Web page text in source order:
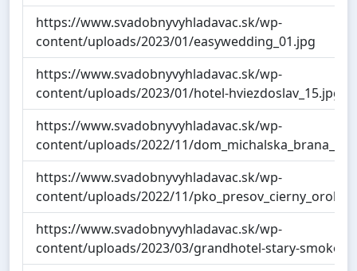
https://www.svadobnyvyhladavac.sk/wp-
content/uploads/2023/01/easywedding_01.jpg
https://www.svadobnyvyhladavac.sk/wp-
content/uploads/2023/01/hotel-hviezdoslav_15.jpg
https://www.svadobnyvyhladavac.sk/wp-
content/uploads/2022/11/
https://www.svadobnyvyhladavac.sk/wp-
content/uploads/2022/11/
https://www.svadobnyvyhladavac.sk/wp-
content/uploads/2023/03/grandhotel-stary-